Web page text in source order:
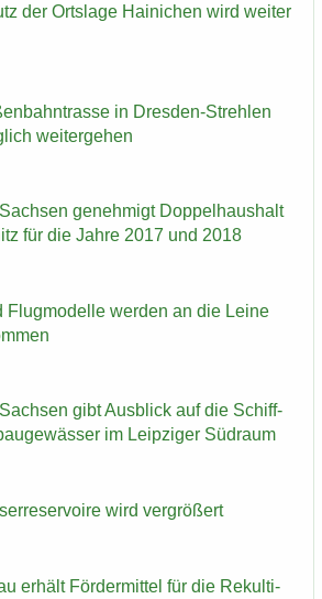
der Orts­la­ge Hai­ni­chen wird wei­ter
in Dresden-​Strehlen
wei­ter­ge­hen
ge­neh­migt Dop­pel­haus­halt
für die Jahre 2017 und 2018
Flug­mo­del­le wer­den an die Leine
gibt Aus­blick auf die Schiff­
im Leip­zi­ger Süd­raum
wird ver­grö­ßert
er­hält För­der­mit­tel für die Re­kul­ti­